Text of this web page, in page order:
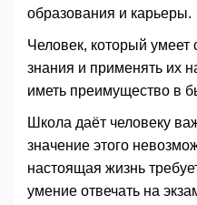
образования и карьеры.
Человек, который умеет
знания и применять их
иметь преимущество в
Школа даёт человеку
значение этого
настоящая жизнь
умение отвечать на